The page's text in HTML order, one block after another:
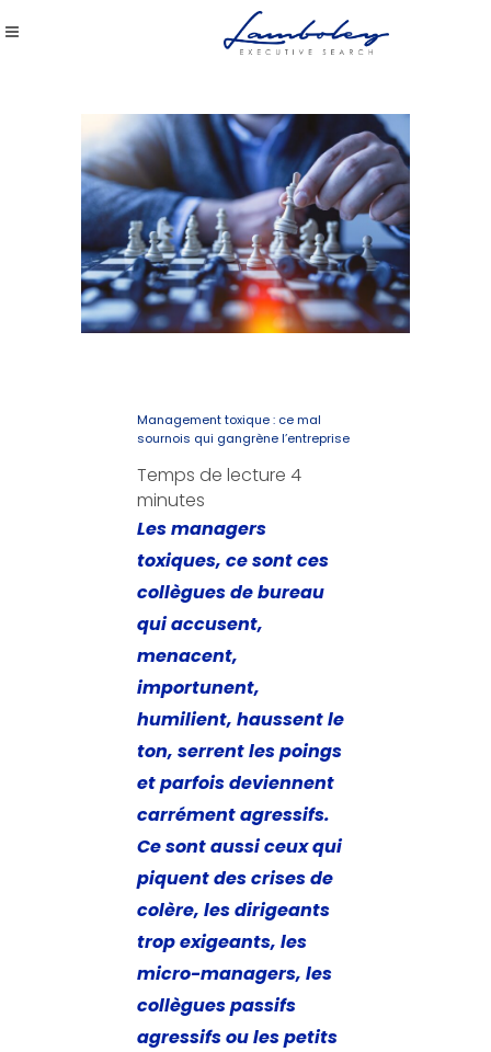
Management toxique : ce mal
sournois qui gangrène l’entreprise
Temps de lecture 4
minutes
Les managers
toxiques, ce sont ces
collègues de bureau
qui accusent,
menacent,
importunent,
humilient, haussent le
ton, serrent les poings
et parfois deviennent
carrément agressifs.
Ce sont aussi ceux qui
piquent des crises de
colère, les dirigeants
trop exigeants, les
micro-managers, les
collègues passifs
agressifs ou les petits